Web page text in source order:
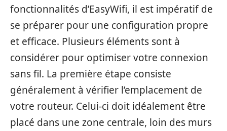
fonctionnalités d’EasyWifi, il est impératif de
se préparer pour une configuration propre
et efficace. Plusieurs éléments sont à
considérer pour optimiser votre connexion
sans fil. La première étape consiste
généralement à vérifier l’emplacement de
votre routeur. Celui-ci doit idéalement être
placé dans une zone centrale, loin des murs